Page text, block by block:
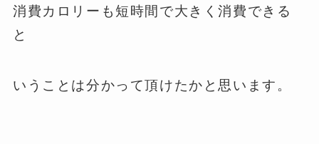
消費カロリーも短時間で大きく消費できる
と
いうことは分かって頂けたかと思います。